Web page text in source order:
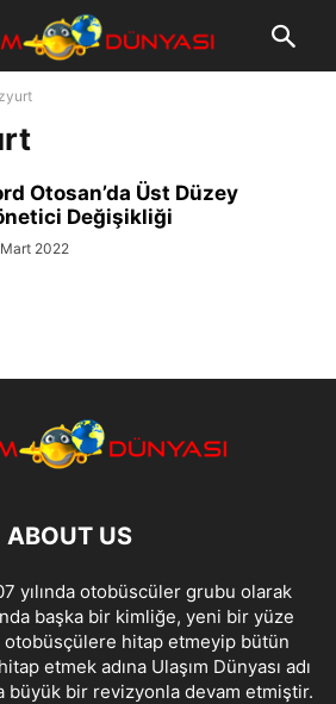
Otosan’da Üst Düzey
Değişikliği
2022
ABOUT US
yılında otobüscüler grubu olarak
başka bir kimliğe, yeni bir yüze
otobüsçülere hitap etmeyip bütün
etmek adına Ulaşım Dünyası adı
büyük bir revizyonla devam etmiştir.